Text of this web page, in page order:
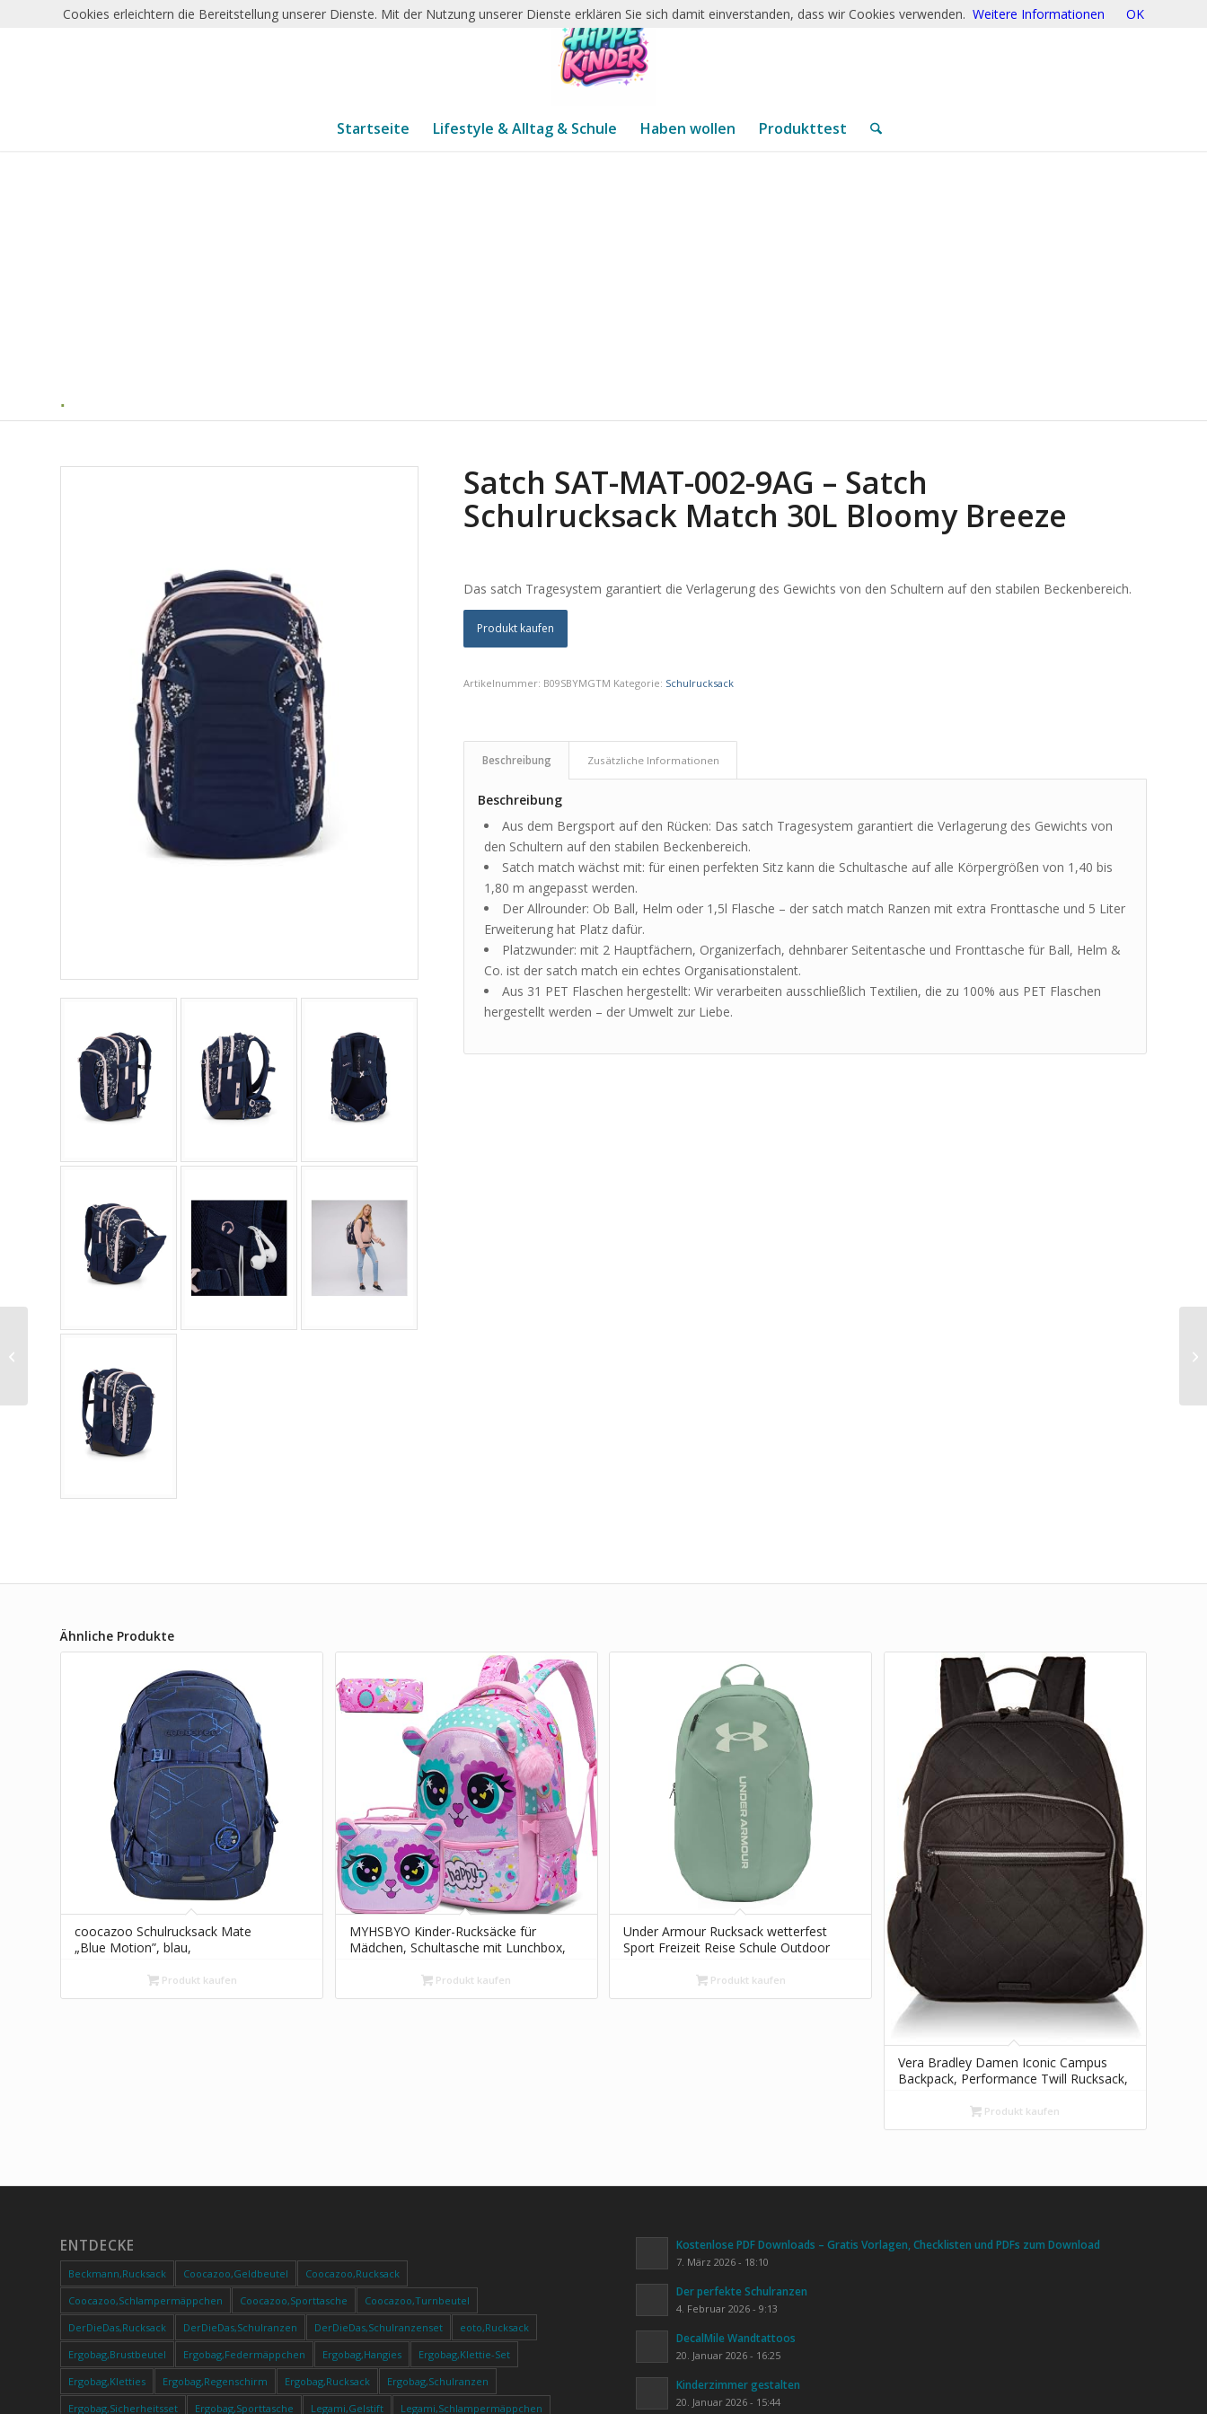
Startseite Lifestyle & Alltag & Schule Haben wollen Produkttest
Satch SAT-MAT-002-9AG – Satch
Schulrucksack Match 30L Bloomy Breeze
Das satch Tragesystem garantiert die Verlagerung des Gewichts von den Schultern auf den stabilen Beckenbereich.
Produkt kaufen
Artikelnummer: B09SBYMGTM Kategorie: Schulrucksack
Beschreibung Zusätzliche Informationen
Beschreibung
Aus dem Bergsport auf den Rücken: Das satch Tragesystem garantiert die Verlagerung des Gewichts von
den Schultern auf den stabilen Beckenbereich.
Satch match wächst mit: für einen perfekten Sitz kann die Schultasche auf alle Körpergrößen von 1,40 bis
1,80 m angepasst werden.
Der Allrounder: Ob Ball, Helm oder 1,5l Flasche – der satch match Ranzen mit extra Fronttasche und 5 Liter
Erweiterung hat Platz dafür.
Platzwunder: mit 2 Hauptfächern, Organizerfach, dehnbarer Seitentasche und Fronttasche für Ball, Helm &
Co. ist der satch match ein echtes Organisationstalent.
Aus 31 PET Flaschen hergestellt: Wir verarbeiten ausschließlich Textilien, die zu 100% aus PET Flaschen
hergestellt werden – der Umwelt zur Liebe.
Ähnliche Produkte
coocazoo Schulrucksack Mate
„Blue Motion”, blau,
Tornister, höhen- &
größenverstellbar, mit Brustgurt &
Produkt kaufen
MYHSBYO Kinder-Rucksäcke für
Mädchen, Schultasche mit Lunchbox,
Büchertaschen-Set für Kindergarten,
Rosenkatze, 16.5"x11.8"x7.8", Modern
Produkt kaufen
Under Armour Rucksack wetterfest
Sport Freizeit Reise Schule Outdoor
Produkt kaufen
Vera Bradley Damen Iconic Campus
Backpack, Performance Twill Rucksack,
Produkt kaufen
ENTDECKE
Beckmann,Rucksack Coocazoo,Geldbeutel
Coocazoo,Rucksack
Coocazoo,Schlampermäppchen
Coocazoo,Sporttasche
Coocazoo,Turnbeutel
DerDieDas,Rucksack
DerDieDas,Schulranzen DerDieDas,Schulranzenset
eoto,Rucksack
Ergobag,Brustbeutel
Ergobag,Federmäppchen Ergobag,Hangies
Ergobag,Klettie-Set
Ergobag,Kletties
Ergobag,Regenschirm Ergobag,Rucksack
Ergobag,Schulranzen
Ergobag,Sicherheitsset
Ergobag,Sporttasche Legami,Gelstift Legami,Schlampermäppchen
Kostenlose PDF Downloads – Gratis Vorlagen, Checklisten und PDFs zum Download
7. März 2026 - 18:10
Der perfekte Schulranzen
4. Februar 2026 - 9:13
DecalMile Wandtattoos
20. Januar 2026 - 16:25
Kinderzimmer gestalten
20. Januar 2026 - 15:44
Alrisg Schulrucksack
Büchertasche für
Grundschule,...
Cookies erleichtern die Bereitstellung unserer Dienste. Mit der Nutzung unserer Dienste erklären Sie sich damit einverstanden, dass wir Cookies verwenden. Weitere Informationen OK